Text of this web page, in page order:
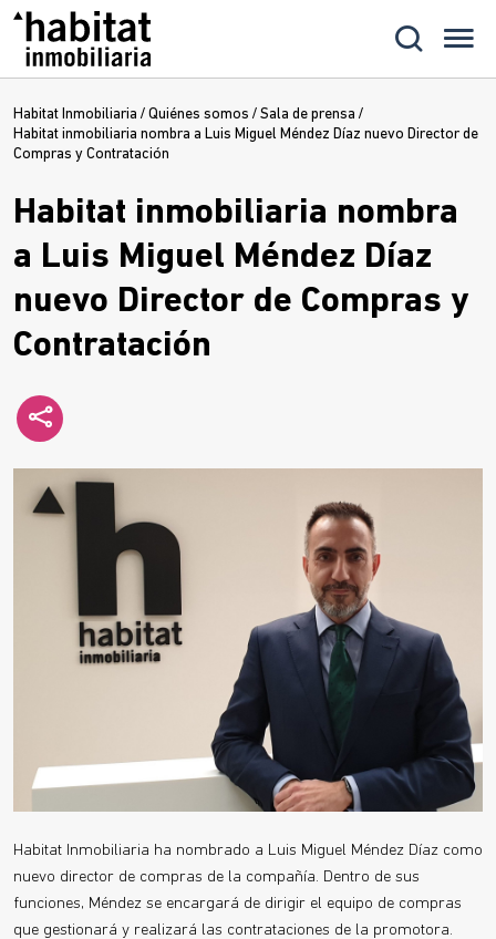
Habitat Inmobiliaria / Quiénes somos / Sala de prensa /
Habitat inmobiliaria nombra a Luis Miguel Méndez Díaz nuevo Director de
Compras y Contratación
Habitat inmobiliaria nombra
a Luis Miguel Méndez Díaz
nuevo Director de Compras y
Contratación
Habitat Inmobiliaria ha nombrado a Luis Miguel Méndez Díaz como
nuevo director de compras de la compañía. Dentro de sus
funciones, Méndez se encargará de dirigir el equipo de compras
que gestionará y realizará las contrataciones de la promotora.